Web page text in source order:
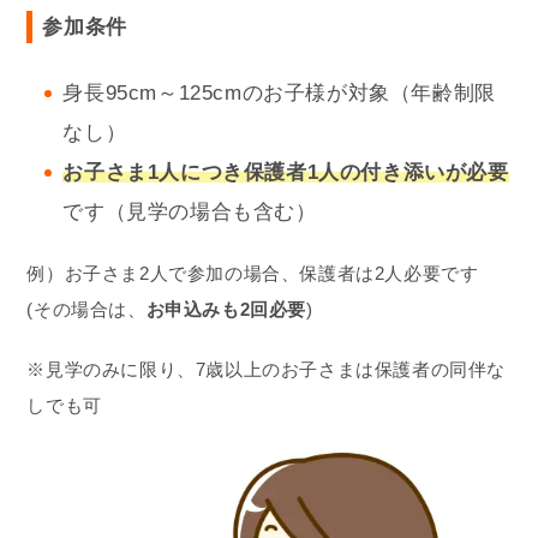
参加条件
身長95cm～125cmのお子様が対象（年齢制限
なし）
お子さま1人につき保護者1人の付き添いが必要
です（見学の場合も含む）
例）お子さま2人で参加の場合、保護者は2人必要です
(その場合は、 お申込みも2回必要)
※見学のみに限り、7歳以上のお子さまは保護者の同伴な
しでも可